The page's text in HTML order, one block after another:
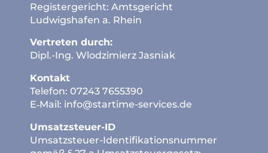
Registergericht: Amtsgericht
Ludwigshafen a. Rhein
Vertreten durch:
Dipl.-Ing. Wlodzimierz Jasniak
Kontakt
Telefon: 07243 7655390
E‑Mail: info@startime-services.de
Umsatzsteuer-ID
Umsatzsteuer-Identifikationsnummer